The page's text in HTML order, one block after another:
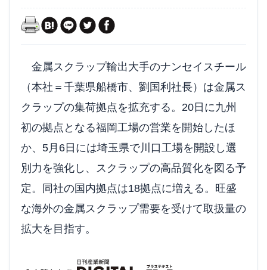
金属スクラップ輸出大手のナンセイスチール
（本社＝千葉県船橋市、劉国利社長）は金属ス
クラップの集荷拠点を拡充する。20日に九州
初の拠点となる福岡工場の営業を開始したほ
か、5月6日には埼玉県で川口工場を開設し選
別力を強化し、スクラップの高品質化を図る予
定。同社の国内拠点は18拠点に増える。旺盛
な海外の金属スクラップ需要を受けて取扱量の
拡大を目指す。